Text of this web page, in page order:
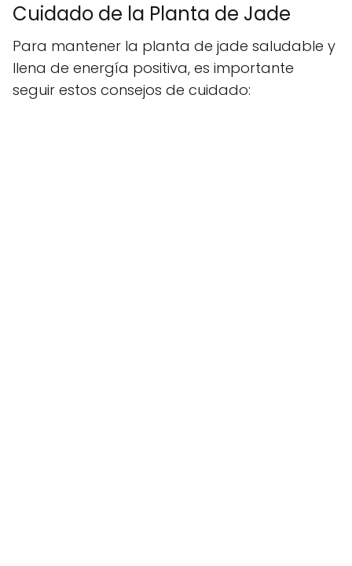
Cuidado de la Planta de Jade
Para mantener la planta de jade saludable y
llena de energía positiva, es importante
seguir estos consejos de cuidado: